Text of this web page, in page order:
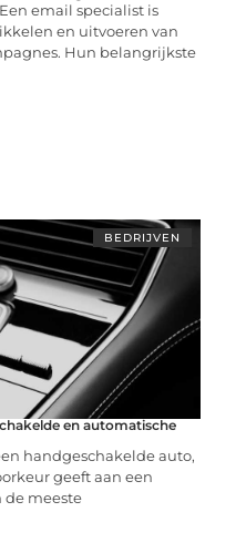
email specialist is
en uitvoeren van
Hun belangrijkste
BEDRIJVEN
en automatische
handgeschakelde auto,
geeft aan een
de meeste